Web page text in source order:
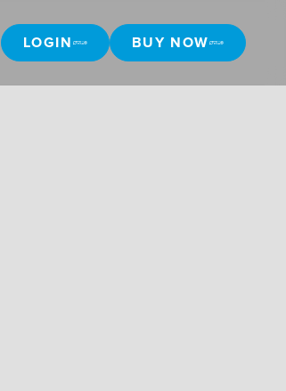
LOGIN BUY NOW